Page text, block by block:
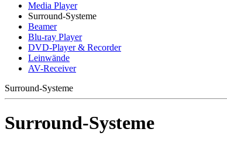
Media Player
Surround-Systeme
Beamer
Blu-ray Player
DVD-Player & Recorder
Leinwände
AV-Receiver
Surround-Systeme
Surround-Systeme